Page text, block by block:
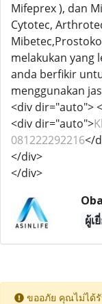
Mifeprex ), dan
Cytotec,
melakukan yang
anda berfikir
menggunakan
<div dir="auto">
<div dir="auto">
081222292216</
</div>
</div>
ผู้เ
ขออภัย คุณไม่ได้